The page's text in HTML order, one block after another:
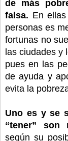
de más
falsa. En
personas es
fortunas no
las ciudades y
pues en las
de ayuda y
evita la
Uno es y se
“tener” son
según su